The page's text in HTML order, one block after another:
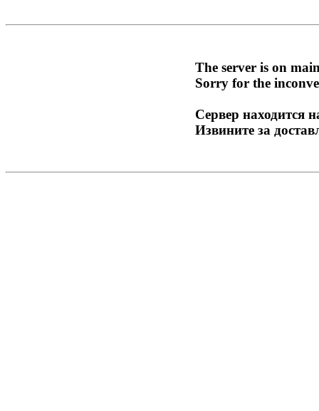
The server is on
Sorry for the
Сервер находится
Извините за